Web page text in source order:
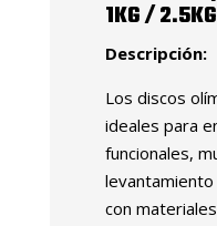
1KG / 2.5KG
Descripción:
Los discos
ideales para
funcionales,
con